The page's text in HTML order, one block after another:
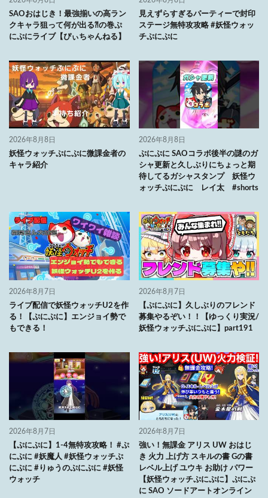
SAOおはじき！最強揃いの高ラン
クキャラ狙って何が出る⁈の巻ぷ
にぷにライブ【ぴぃちゃんねる】
見えずらすぎるパーティーで封印
ステージ無特攻攻略 #妖怪ウォッ
チぷにぷに
2026年8月8日
妖怪ウォッチぷにぷに微課金者の
キャラ紹介
2026年8月8日
ぷにぷに SAOコラボ後半の謎のガ
シャ更新と久しぶりにちょっと期
待してるガシャスタンプ 妖怪ウ
ォッチぷにぷに レイ太 #shorts
2026年8月7日
ライブ配信で妖怪ウォッチU2を作
る！【ぷにぷに】エンジョイ勢で
もできる！
2026年8月7日
【ぷにぷに】久しぶりのフレンド
募集やるぞい！！【ゆっくり実況/
妖怪ウォッチぷにぷに】part191
2026年8月7日
【ぷにぷに】1-4無特攻攻略！ #ぷ
にぷに #妖魔人 #妖怪ウォッチぷ
にぷに #りゅうのぷにぷに #妖怪
ウォッチ
2026年8月7日
強い！無課金 アリス UW おはじ
き 火力 上げ方 スキルの書 Gの書
レベル上げ ユウキ お助け パワー
【妖怪ウォッチぷにぷに】ぷにぷ
に SAO ソードアートオンライン